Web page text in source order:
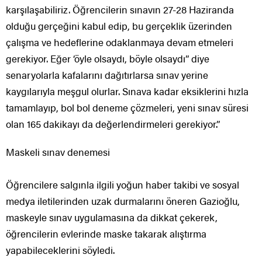
karşılaşabiliriz. Öğrencilerin sınavın 27-28 Haziranda
olduğu gerçeğini kabul edip, bu gerçeklik üzerinden
çalışma ve hedeflerine odaklanmaya devam etmeleri
gerekiyor. Eğer ‘öyle olsaydı, böyle olsaydı” diye
senaryolarla kafalarını dağıtırlarsa sınav yerine
kaygılarıyla meşgul olurlar. Sınava kadar eksiklerini hızla
tamamlayıp, bol bol deneme çözmeleri, yeni sınav süresi
olan 165 dakikayı da değerlendirmeleri gerekiyor.”
Maskeli sınav denemesi
Öğrencilere salgınla ilgili yoğun haber takibi ve sosyal
medya iletilerinden uzak durmalarını öneren Gazioğlu,
maskeyle sınav uygulamasına da dikkat çekerek,
öğrencilerin evlerinde maske takarak alıştırma
yapabileceklerini söyledi.